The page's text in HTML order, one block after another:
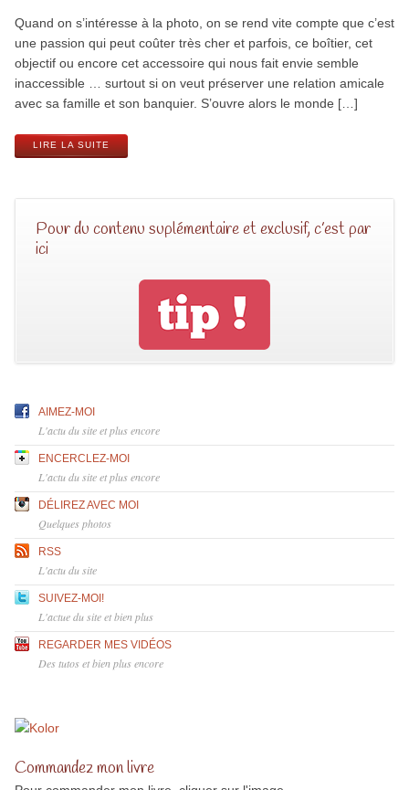
Quand on s’intéresse à la photo, on se rend vite compte que c’est
une passion qui peut coûter très cher et parfois, ce boîtier, cet
objectif ou encore cet accessoire qui nous fait envie semble
inaccessible … surtout si on veut préserver une relation amicale
avec sa famille et son banquier. S’ouvre alors le monde […]
LIRE LA SUITE
Pour du contenu suplémentaire et exclusif, c’est par
ici
AIMEZ-MOI
L'actu du site et plus encore
ENCERCLEZ-MOI
L'actu du site et plus encore
DÉLIREZ AVEC MOI
Quelques photos
RSS
L'actu du site
SUIVEZ-MOI!
L'actue du site et bien plus
REGARDER MES VIDÉOS
Des tutos et bien plus encore
Commandez mon livre